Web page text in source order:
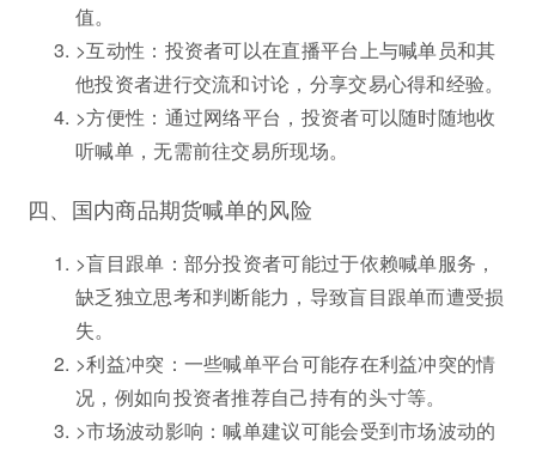
值。
>互动性：投资者可以在直播平台上与喊单员和其
他投资者进行交流和讨论，分享交易心得和经验。
>方便性：通过网络平台，投资者可以随时随地收
听喊单，无需前往交易所现场。
四、国内商品期货喊单的风险
>盲目跟单：部分投资者可能过于依赖喊单服务，
缺乏独立思考和判断能力，导致盲目跟单而遭受损
失。
>利益冲突：一些喊单平台可能存在利益冲突的情
况，例如向投资者推荐自己持有的头寸等。
>市场波动影响：喊单建议可能会受到市场波动的